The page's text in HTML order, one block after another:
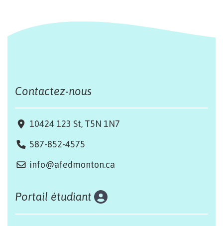
Contactez-nous
10424 123 St, T5N 1N7
587-852-4575
info@afedmonton.ca
Portail étudiant